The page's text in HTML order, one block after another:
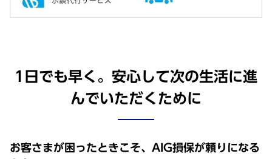
1日でも早く。安心して次の生活に進
んでいただくために
お客さまが困ったときこそ、AIG損保が頼りになる